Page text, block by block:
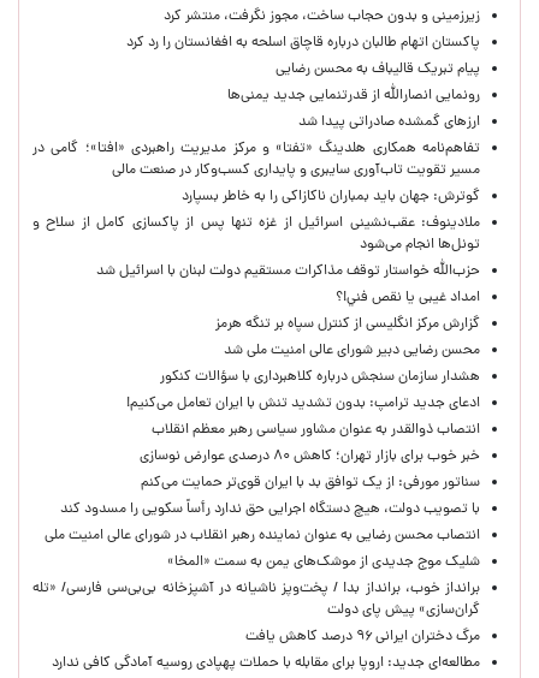
زیرزمینی و بدون حجاب ساخت، مجوز نگرفت، منتشر کرد
پاکستان اتهام طالبان درباره قاچاق اسلحه به افغانستان را رد کرد
پیام تبریک قالیباف به محسن رضایی
رونمایی انصارالله از قدرتنمایی جدید یمنی‌ها
ارزهای گمشده صادراتی پیدا شد
تفاهم‌نامه همکاری هلدینگ «تفتا» و مرکز مدیریت راهبردی «افتا»؛ گامی در
مسیر تقویت تاب‌آوری سایبری و پایداری کسب‌وکار در صنعت مالی
گوترش: جهان باید بمباران ناکازاکی را به‌ خاطر بسپارد
ملادینوف: عقب‌نشینی اسرائیل از غزه تنها پس از پاکسازی کامل از سلاح و
تونل‌ها انجام می‌شود
حزب‌الله خواستار توقف مذاکرات مستقیم دولت لبنان با اسرائیل شد
امداد غیبی يا نقص فني!؟
گزارش مرکز انگلیسی از کنترل سپاه بر تنگه هرمز
محسن رضایی دبیر شورای عالی امنیت ملی شد
هشدار سازمان سنجش درباره کلاهبرداری با سؤالات کنکور
ادعای جدید ترامپ: بدون تشدید تنش با ایران تعامل می‌کنیم!
انتصاب ذوالقدر به عنوان مشاور سیاسی رهبر معظم انقلاب
خبر خوب برای بازار تهران؛ کاهش ۸۰ درصدی عوارض نوسازی
سناتور مورفی: از یک توافق بد با ایران قوی‌تر حمایت می‌کنم
با تصویب دولت، هیچ دستگاه اجرایی حق ندارد رأساً سکویی را مسدود کند
انتصاب محسن رضایی به عنوان نماینده رهبر انقلاب در شورای عالی امنیت ملی
شلیک موج جدیدی از موشک‌های یمن به سمت «المخا»
برانداز خوب، برانداز بد! / پخت‌وپز ناشیانه در آشپزخانه‌ بی‌بی‌سی فارسی/ «تله
گران‌سازی» پیش پای دولت
مرگ دختران ایرانی ۹۶ درصد کاهش یافت
مطالعه‌ای جدید: اروپا برای مقابله با حملات پهپادی روسیه آمادگی کافی ندارد